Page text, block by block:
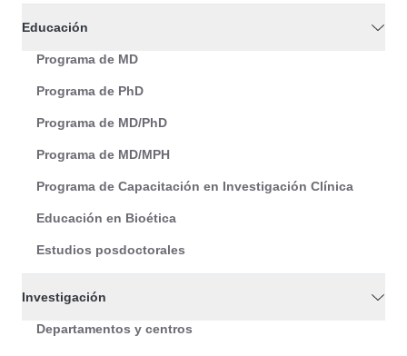
Educación
Programa de MD
Programa de PhD
Programa de MD/PhD
Programa de MD/MPH
Programa de Capacitación en Investigación Clínica
Educación en Bioética
Estudios posdoctorales
Investigación
Departamentos y centros